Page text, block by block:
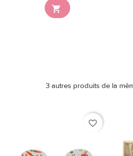

3 autres produits de la
favorite_border